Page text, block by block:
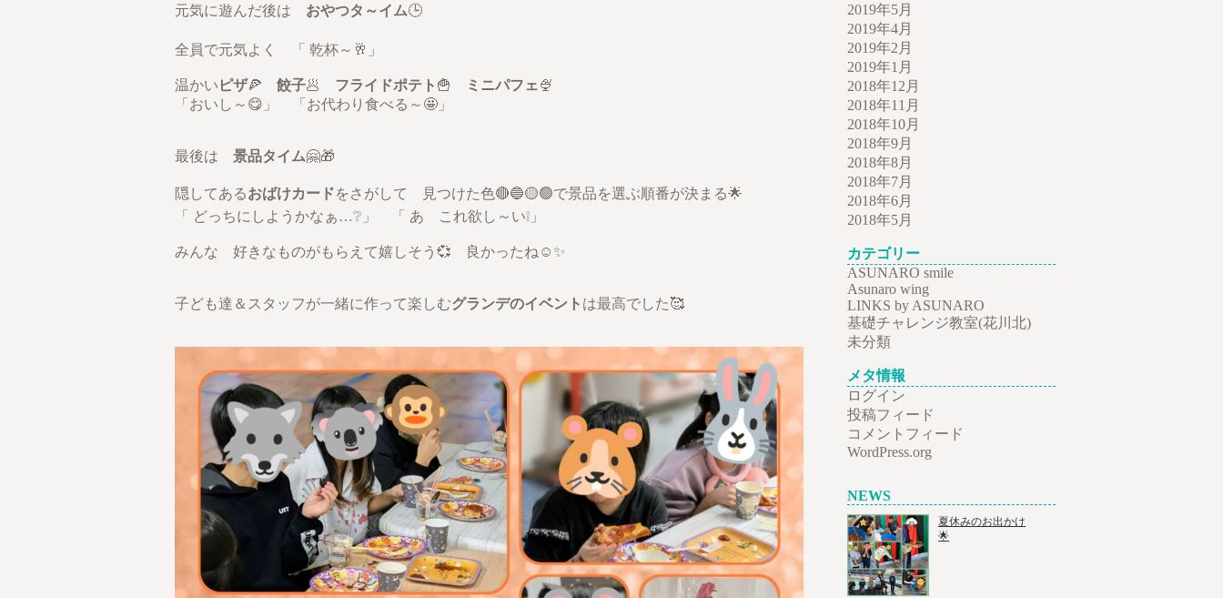
元気に遊んだ後は おやつタ～イム🕒
全員で元気よく 「 乾杯～🥂」
温かい ピザ🍕 餃子🥟 フライドポテト 🍟 ミニパフェ🍨
「おいし～😋」 「お代わり食べる～🤩」
最後は 景品タイム🤗🎁
隠してあるおばけカードをさがして 見つけた色🔴🔵🟡🟢で景品を選ぶ順番が決まる🌟
「 どっちにしようかなぁ…❔」 「 あ これ欲し～い❕」
みんな 好きなものがもらえて嬉しそう💞 良かったね☺️✨
子ども達＆スタッフが一緒に作って楽しむグランデのイベント は最高でした🥰
2019年5月
2019年4月
2019年2月
2019年1月
2018年12月
2018年11月
2018年10月
2018年9月
2018年8月
2018年7月
2018年6月
2018年5月
カテゴリー
ASUNARO smile
Asunaro wing
LINKS by ASUNARO
基礎チャレンジ教室(花川北)
未分類
メタ情報
ログイン
投稿フィード
コメントフィード
WordPress.org
NEWS
夏休みのお出かけ
🌟